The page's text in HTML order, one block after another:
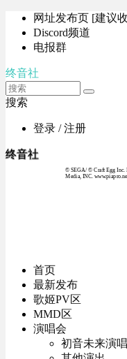
网址发布页 [建议
Discord频道
电报群
终音社
搜索
登录 / 注册
终音社
© SEGA / © Craft Egg
Media, INC.
首页
最新发布
歌姬PV区
MMD区
演唱会
初音未来演